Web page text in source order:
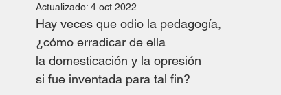
ensayísticas literarias crueldades
eróticas lúdicas dossier hastíos
Actualizado: 4 oct 2022
Hay veces que odio la pedagogía,
¿cómo erradicar de ella
la domesticación y la opresión
si fue inventada para tal fin?